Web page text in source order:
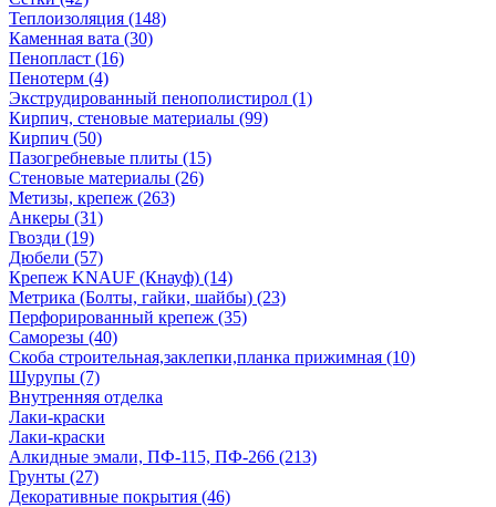
Теплоизоляция (148)
Каменная вата (30)
Пенопласт (16)
Пенотерм (4)
Экструдированный пенополистирол (1)
Кирпич, стеновые материалы (99)
Кирпич (50)
Пазогребневые плиты (15)
Стеновые материалы (26)
Метизы, крепеж (263)
Анкеры (31)
Гвозди (19)
Дюбели (57)
Крепеж KNAUF (Кнауф) (14)
Метрика (Болты, гайки, шайбы) (23)
Перфорированный крепеж (35)
Саморезы (40)
Скоба строительная,заклепки,планка прижимная (10)
Шурупы (7)
Внутренняя отделка
Лаки-краски
Лаки-краски
Алкидные эмали, ПФ-115, ПФ-266 (213)
Грунты (27)
Декоративные покрытия (46)